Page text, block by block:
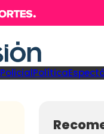
PolicialPolítica